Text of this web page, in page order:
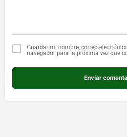
Guardar mi nombre, correo
navegador para la próxima vez que
Enviar